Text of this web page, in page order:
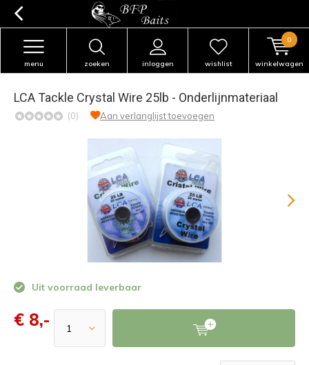
zoeken inloggen
menu wishlist winkelwagen
0
LCA Tackle Crystal Wire 25lb - Onderlijnmateriaal
(0) Aan verlanglijst toevoegen
Uit voorraad leverbaar
€ 8,-